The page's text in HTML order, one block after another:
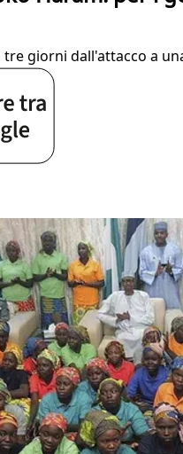
tre giorni dall'attacco a